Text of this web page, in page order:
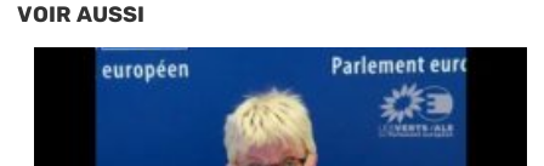
VOIR AUSSI